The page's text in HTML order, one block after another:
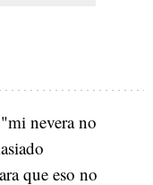
nevera no
que eso no